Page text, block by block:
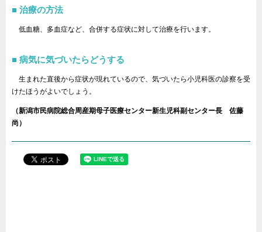
治療の方法
低血糖、多血症など、合併する症状に対して治療を行います。
病気に気づいたらどうする
生まれた直後から症状が現れているので、気づいたら小児科医の診察を受
けたほうがよいでしょう。
（新潟市民病院総合周産期母子医療センター新生児科副センター長 佐藤
尚）